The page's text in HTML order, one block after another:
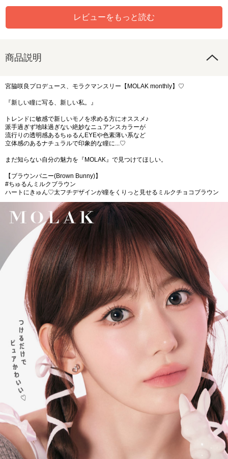
レビューをもっと読む
商品説明
宮脇咲良プロデュース、モラクマンスリー【MOLAK monthly】♡
『新しい瞳に写る、新しい私。』
トレンドに敏感で新しいモノを求める方にオススメ♪
派手過ぎず地味過ぎない絶妙なニュアンスカラーが
流行りの透明感あるちゅるんEYEや色素薄い系など
立体感のあるナチュラルで印象的な瞳に...♡
まだ知らない自分の魅力を『MOLAK』で見つけてほしい。
【ブラウンバニー(Brown Bunny)】
#ちゅるんミルクブラウン
ハートにきゅん♡太フチデザインが瞳をくりっと見せるミルクチョコブラウン